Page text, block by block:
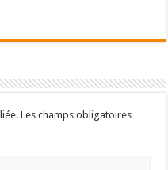
Les champs obligatoires